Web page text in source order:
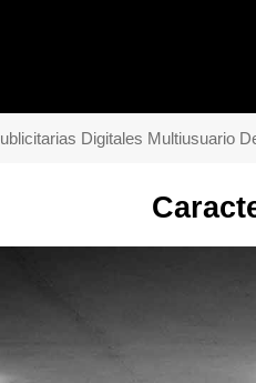
Digitales Multiusuario